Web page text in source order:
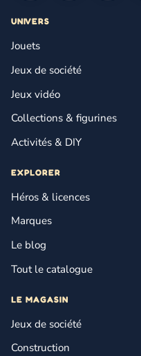
UNIVERS
Jouets
Jeux de société
Jeux vidéo
Collections & figurines
Activités & DIY
EXPLORER
Héros & licences
Marques
Le blog
Tout le catalogue
LE MAGASIN
Jeux de société
Construction